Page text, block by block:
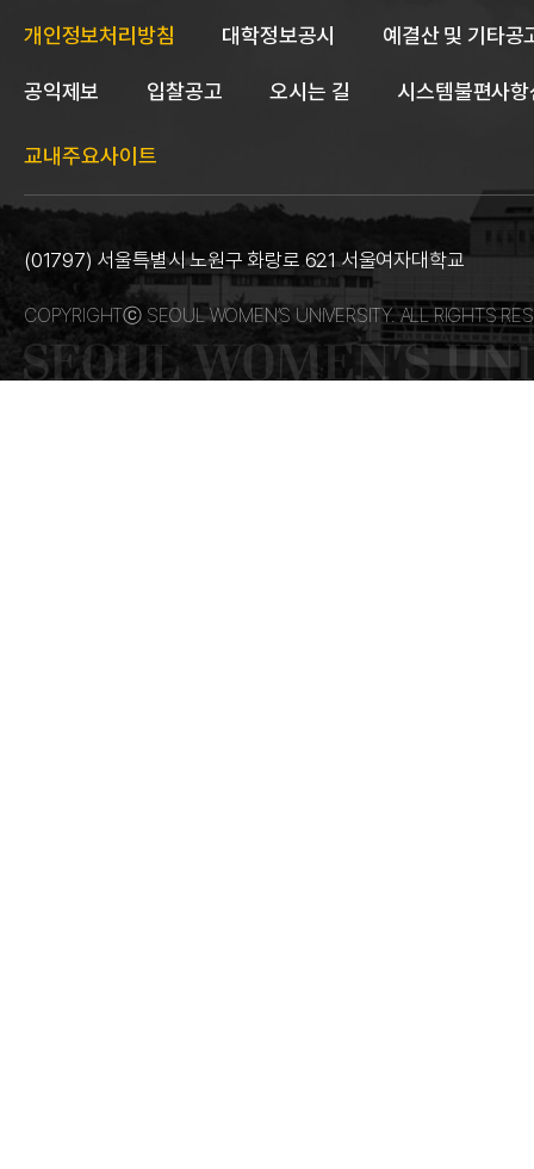
개인정보처리방침 대학정보공시 예결산 및 기타공
공익제보 입찰공고 오시는 길 시스템불편사
교내주요사이트
(01797) 서울특별시 노원구 화랑로 621 서울여자대학교
COPYRIGHTⓒ SEOUL WOMEN’S UNIVERSITY. ALL RIGHTS